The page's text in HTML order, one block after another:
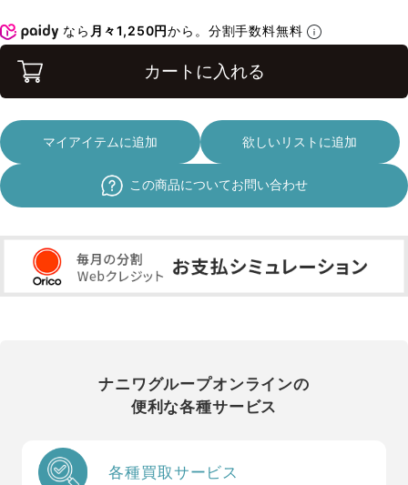
なら 月々1,250円から。分割手数料無料
カートに入れる
マイアイテムに追加 欲しいリストに追加
この商品についてお問い合わせ
ナニワグループオンラインの
便利な各種サービス
各種買取サービス